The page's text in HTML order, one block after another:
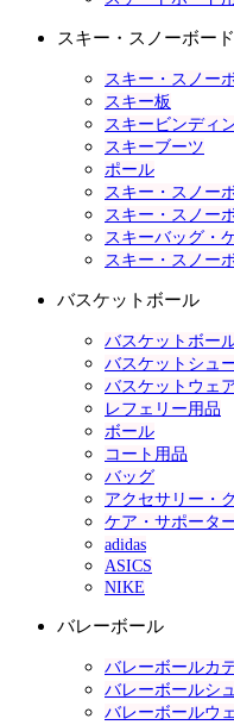
スキー・スノーボード
スキー・スノー
スキー板
スキービンディ
スキーブーツ
ポール
スキー・スノー
スキー・スノー
スキーバッグ・
スキー・スノー
バスケットボール
バスケットボー
バスケットシュ
バスケットウェ
レフェリー用品
ボール
コート用品
バッグ
アクセサリー・
ケア・サポータ
adidas
ASICS
NIKE
バレーボール
バレーボールカ
バレーボールシ
バレーボールウ